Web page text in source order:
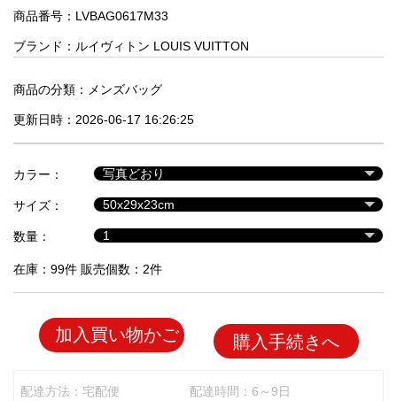
人
気
商
セ
ル
品
商品番号：LVBAG0617M33
ブランド： ルイヴィトン LOUIS VUITTON
商品の分類： メンズバッグ
更新日時：2026-06-17 16:26:25
カラー：
サイズ：
数量：
在庫：99件 販売個数：2件
加入買い物かご 購入手続きへ
配達方法：宅配便
配達時間：6～9日